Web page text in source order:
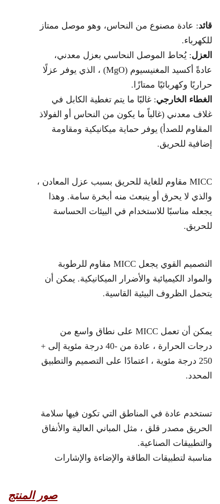
قائد: عادة مصنوع من النحاس، وهو موصل ممتاز
للكهرباء.
العزل: يُحاط الموصل النحاسي بعزل معدني،
عادةً أكسيد المغنيسيوم (MgO) ، الذي يوفر عزلًا
حراريًا وكهربائيًا ممتازًا.
الغطاء الخارجي: غالبًا ما يتم تغطية الكابل في
غلاف معدني (غالباً ما يكون من النحاس أو الفولاذ
المقاوم للصدأ) يوفر حماية ميكانيكية ومقاومة
إضافية للحريق.
MICC مقاوم للغاية للحريق بسبب عزل المعادن ،
والذي لا يحرق أو ينبعث منه أبخرة سامة. وهذا
يجعله مناسبًا للاستخدام في البيئات الحساسة
للحريق.
التصميم القوي يجعل MICC مقاوم للرطوبة
والمواد الكيميائية والأضرار الميكانيكية. يمكن أن
يتحمل الظروف البيئية القاسية.
يمكن أن تعمل MICC على نطاق واسع من
درجات الحرارة ، عادة من -40 درجة مئوية إلى +
250 درجة مئوية ، اعتمادًا على التصميم والتطبيق
المحدد.
تستخدم عادة في المناطق التي تكون فيها سلامة
الحريق مصدر قلق ، مثل المباني العالية والأنفاق
والتطبيقات الصناعية.
مناسبة لتطبيقات الطاقة والإضاءة والإشارات
صور المنتج